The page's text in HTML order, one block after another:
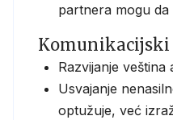
partnera mogu
Komunikacijski
Razvijanje veština
Usvajanje
optužuje, već